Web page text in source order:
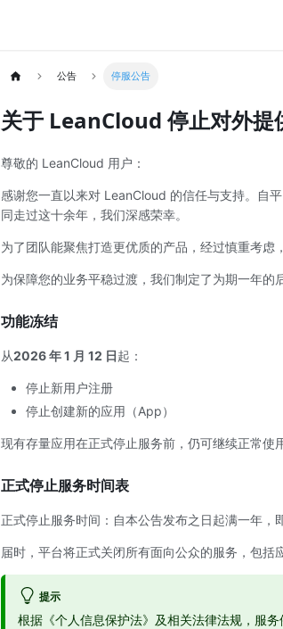
公告 停服公告
关于 LeanCloud 停止对外提
尊敬的 LeanCloud 用户：
感谢您一直以来对 LeanCloud 的信任与支持。自
同走过这十余年，我们深感荣幸。
为了团队能聚焦打造更优质的产品，经过慎重考虑
为保障您的业务平稳过渡，我们制定了为期一年的
功能冻结
从2026 年 1 月 12 日起：
停止新用户注册
停止创建新的应用（App）
现有存量应用在正式停止服务前，仍可继续正常使用
正式停止服务时间表
正式停止服务时间：自本公告发布之日起满一年，
届时，平台将正式关闭所有面向公众的服务，包括
提示
根据《个人信息保护法》及相关法律法规，服